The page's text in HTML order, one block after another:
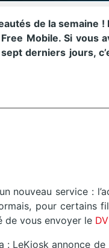
de la
Mobile. Si vous
derniers jours,
nouveau service :
pour certains
de vous envoyer le
: LeKiosk annonce